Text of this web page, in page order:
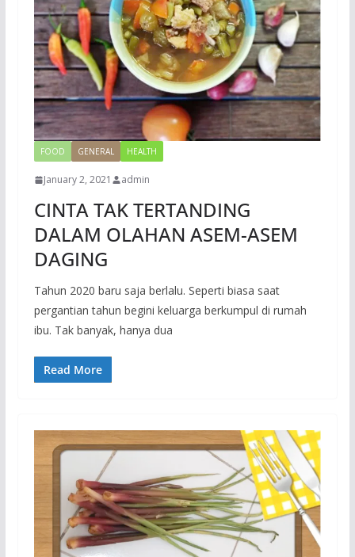
FOOD GENERAL HEALTH
January 2, 2021 admin
CINTA TAK TERTANDING
DALAM OLAHAN ASEM-ASEM
DAGING
Tahun 2020 baru saja berlalu. Seperti biasa saat
pergantian tahun begini keluarga berkumpul di rumah
ibu. Tak banyak, hanya dua
Read More